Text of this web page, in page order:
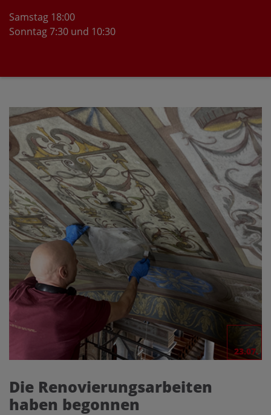
Samstag 18:00
Sonntag 7:30 und 10:30
23.07.
Die Renovierungsarbeiten
haben begonnen